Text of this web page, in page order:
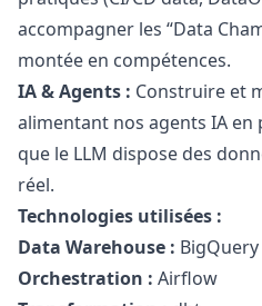
accompagner les “Data
montée en compétences.
IA & Agents : Construire et
alimentant nos agents IA
que le LLM dispose des
réel.
Technologies utilisées :
Data Warehouse : BigQuery
Orchestration : Airflow